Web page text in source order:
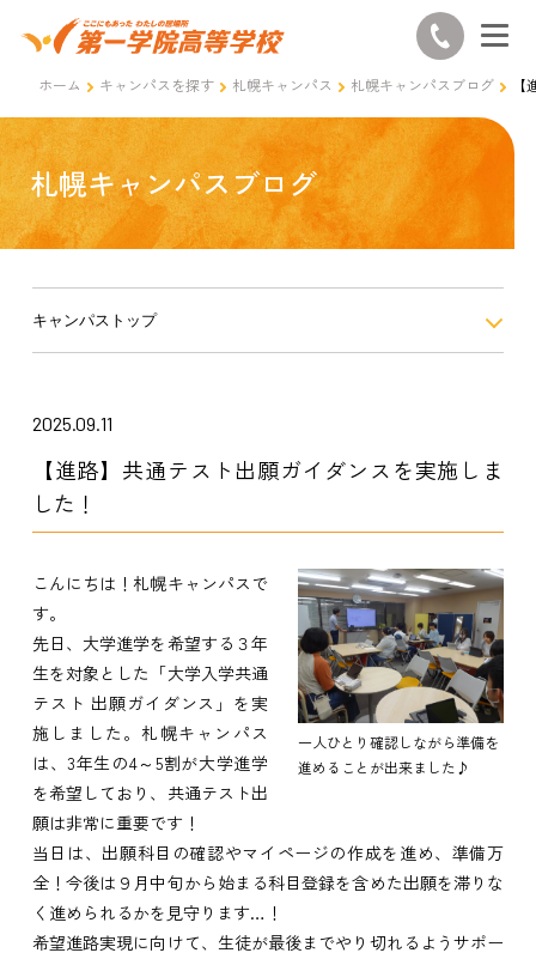
ホーム キャンパスを探す 札幌キャンパス 札幌キャンパスブログ
札幌キャンパスブログ
キャンパストップ
2025.09.11
【進路】共通テスト出願ガイダンスを実施しま
した！
一人ひとり確認しながら準備を
進めることが出来ました♪
こんにちは！札幌キャンパスで
す。
先日、大学進学を希望する３年
生を対象とした「大学入学共通
テスト 出願ガイダンス」を実
施しました。札幌キャンパス
は、3年生の4～5割が大学進学
を希望しており、共通テスト出
願は非常に重要です！
当日は、出願科目の確認やマイページの作成を進め、準備万
全！今後は９月中旬から始まる科目登録を含めた出願を滞りな
く進められるかを見守ります…！
希望進路実現に向けて、生徒が最後までやり切れるようサポー